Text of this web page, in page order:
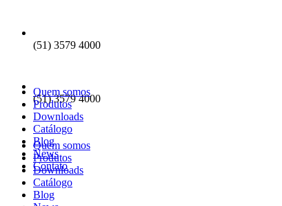
(51) 3579 4000
Quem somos
Produtos
Downloads
Catálogo
Blog
(51) 3579 4000
Quem somos
Produtos
Downloads
Catálogo
Blog
News
Contato